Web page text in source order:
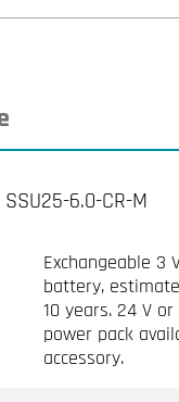
6.0-CR-M
Exchangeable 3
battery,
10 years. 24 V
power pack
accessory.